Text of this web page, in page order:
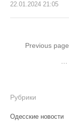
22.01.2024 21:05
Навигация
Previous page
Рубрики
Одесские новости